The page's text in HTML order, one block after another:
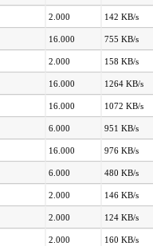
2.000 142 KB/s
16.000 755 KB/s
2.000 158 KB/s
16.000 1264 KB/s
16.000 1072 KB/s
6.000 951 KB/s
16.000 976 KB/s
6.000 480 KB/s
2.000 146 KB/s
2.000 124 KB/s
2.000 160 KB/s